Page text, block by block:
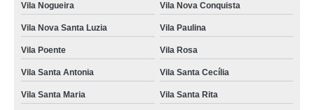
Vila Nogueira Vila Nova Conquista
Vila Nova Santa Luzia Vila Paulina
Vila Poente Vila Rosa
Vila Santa Antonia Vila Santa Cecília
Vila Santa Maria Vila Santa Rita